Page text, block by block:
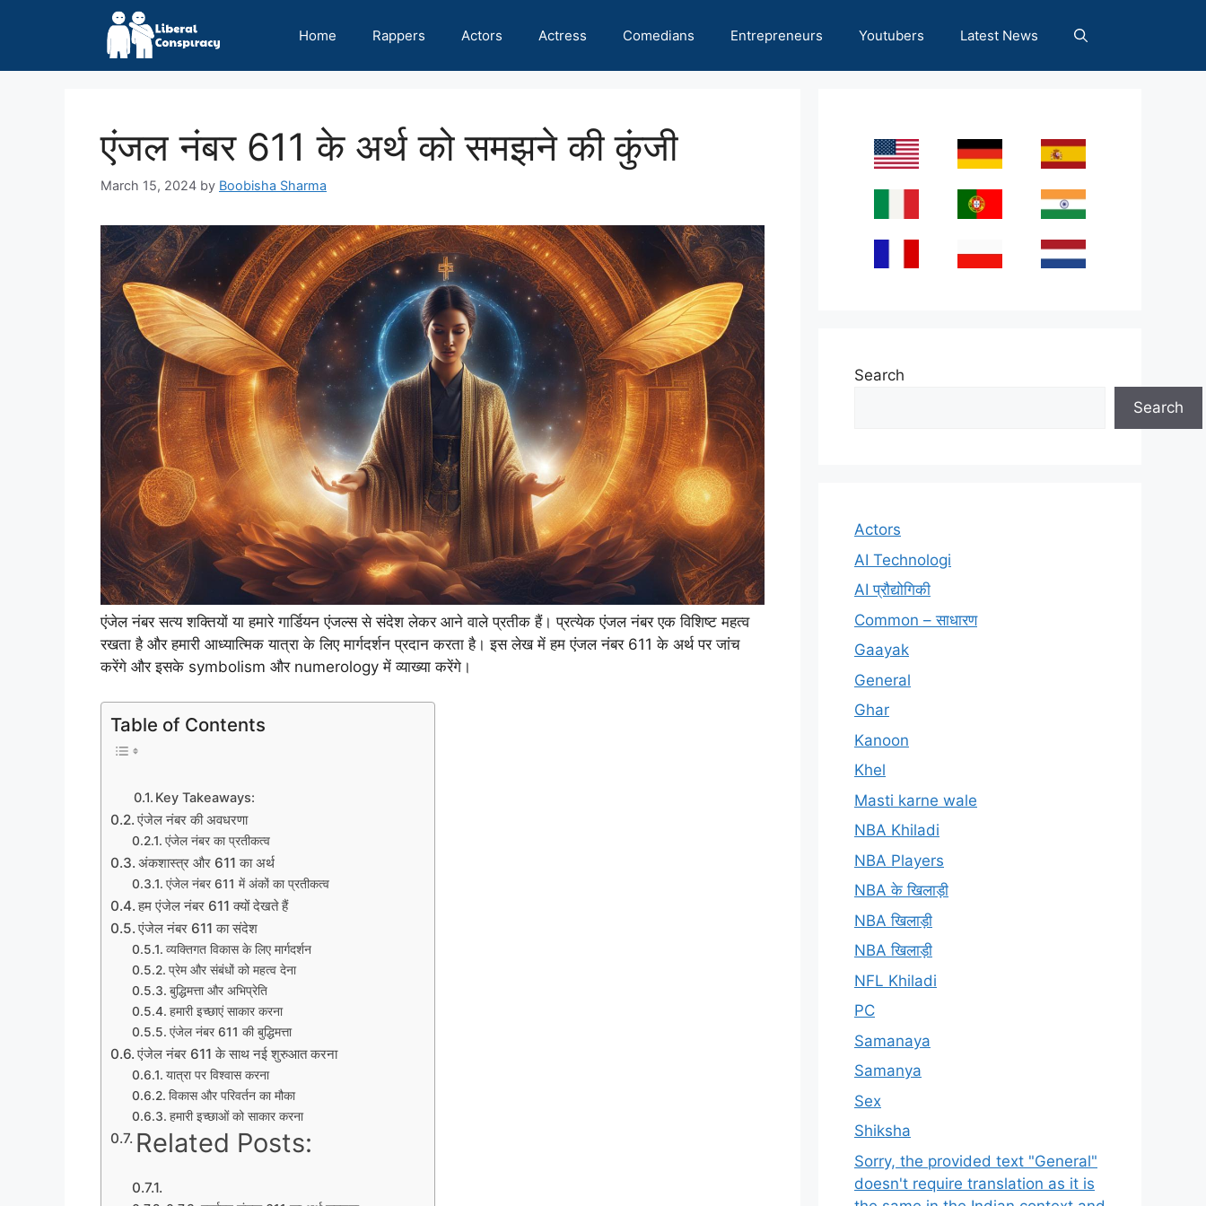
Home Rappers Actors Actress Comedians Entrepreneurs Youtubers Latest News
एंजल नंबर 611 के अर्थ को समझने की कुंजी
March 15, 2024 by Boobisha Sharma
एंजेल नंबर सत्य शक्तियों या हमारे गार्डियन एंजल्स से संदेश लेकर आने वाले प्रतीक हैं। प्रत्येक एंजल नंबर एक विशिष्ट महत्व
रखता है और हमारी आध्यात्मिक यात्रा के लिए मार्गदर्शन प्रदान करता है। इस लेख में हम एंजल नंबर 611 के अर्थ पर जांच
करेंगे और इसके symbolism और numerology में व्याख्या करेंगे।
Table of Contents
Key Takeaways:
एंजेल नंबर की अवधरणा
एंजेल नंबर का प्रतीकत्व
अंकशास्त्र और 611 का अर्थ
एंजेल नंबर 611 में अंकों का प्रतीकत्व
हम एंजेल नंबर 611 क्यों देखते हैं
एंजेल नंबर 611 का संदेश
व्यक्तिगत विकास के लिए मार्गदर्शन
प्रेम और संबंधों को महत्व देना
बुद्धिमत्ता और अभिप्रेति
हमारी इच्छाएं साकार करना
एंजेल नंबर 611 की बुद्धिमत्ता
एंजेल नंबर 611 के साथ नई शुरुआत करना
यात्रा पर विश्वास करना
विकास और परिवर्तन का मौका
हमारी इच्छाओं को साकार करना
Related Posts:
Search
Search
Actors
AI Technologi
AI प्रौद्योगिकी
Common – साधारण
Gaayak
General
Ghar
Kanoon
Khel
Masti karne wale
NBA Khiladi
NBA Players
NBA के खिलाड़ी
NBA खिलाड़ी
NBA खिलाड़ी
NFL Khiladi
PC
Samanaya
Samanya
Sex
Shiksha
Sorry, the provided text "General"
doesn't require translation as it is